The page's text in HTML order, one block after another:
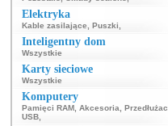
Elektryka
Kable zasilające Puszki
Inteligentny dom
Wszystkie
Karty sieciowe
Wszystkie
Komputery
Pamięci RAM Akcesoria
USB